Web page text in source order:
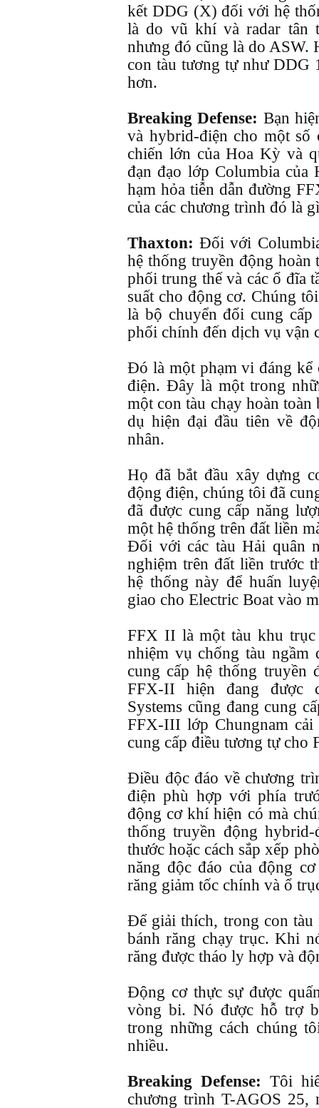
kết DDG (X) đối với hệ
là do vũ khí và radar tân
nhưng đó cũng là do ASW.
con tàu tương tự như DDG
hơn.
Breaking Defense: Bạn
và hybrid-điện cho một số
chiến lớn của Hoa Kỳ và
đạn đạo lớp Columbia
hạm hỏa tiễn dẫn đường
của các chương trình đó là
Thaxton: Đối với
hệ thống truyền động hoàn
phối trung thế và các ổ đĩa
suất cho động cơ. Chúng
là bộ chuyển đổi cung
phối chính đến dịch vụ vận
Đó là một phạm vi đáng kể
điện. Đây là một trong
một con tàu chạy hoàn
dụ hiện đại đầu tiên về
nhân.
Họ đã bắt đầu xây dựng
động điện, chúng tôi đã
đã được cung cấp năng
một hệ thống trên đất liền
Đối với các tàu Hải quân
nghiệm trên đất liền trước
hệ thống này để huấn
giao cho Electric Boat vào
FFX II là một tàu khu
nhiệm vụ chống tàu ngầm
cung cấp hệ thống truyền
FFX-II hiện đang được
Systems cũng đang cung
FFX-III lớp Chungnam
cung cấp điều tương tự cho
Điều độc đáo về chương
điện phù hợp với phía
động cơ khí hiện có mà
thống truyền động
thước hoặc cách sắp xếp
năng độc đáo của động
răng giảm tốc chính và ổ
Để giải thích, trong con tàu
bánh răng chạy trục. Khi
răng được tháo ly hợp và
Động cơ thực sự được
vòng bi. Nó được hỗ trợ
trong những cách chúng
nhiều.
Breaking Defense:Tôi
chương trình T-AGOS